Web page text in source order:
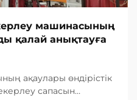
машинасының
қалай анықтауға
ақаулары өндірістік
сапасын